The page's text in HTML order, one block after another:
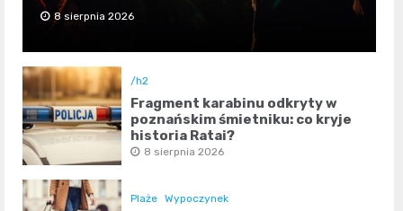
8 sierpnia 2026
/h2
Fragment karabinu odkryty w
poznańskim śmietniku: co kryje
historia Rataj?
8 sierpnia 2026
Plaże Wypoczynek